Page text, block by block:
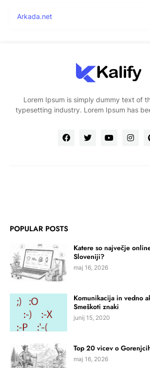
Arkada.net
Lorem Ipsum is simply dummy text of
typesetting industry. Lorem Ipsum has
POPULAR POSTS
Katere so največje
Sloveniji?
maj 16, 2026
Komunikacija in vedno
Smeškoti znaki
junij 15, 2020
Top 20 vicev o
maj 16, 2026